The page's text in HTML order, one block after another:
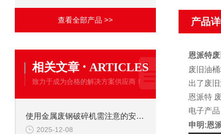
查看全部产品 >>
相关文章 · ARTICLES
致力于成为合格的解决方案供应商！
使用金属废钢破碎机需注意的安全事项
2025-12-08
产品
恩派特
废旧油
出了废
恩派特
电子产
申明:恩